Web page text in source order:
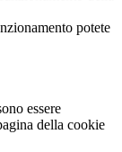
potete
essere
della cookie